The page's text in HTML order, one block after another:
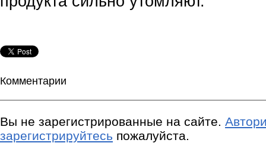
Комментарии
Вы не зарегистрированные на сайте.
зарегистрируйтесь пожалуйста.